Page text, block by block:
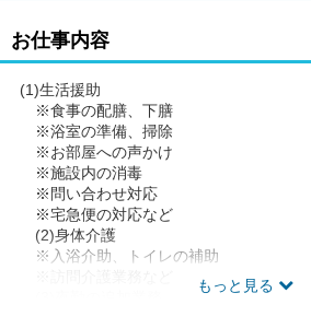
お仕事内容
もっと見る
(1)生活援助
※食事の配膳、下膳
※浴室の準備、掃除
※お部屋への声かけ
※施設内の消毒
※問い合わせ対応
※宅急便の対応など
(2)身体介護
※入浴介助、トイレの補助